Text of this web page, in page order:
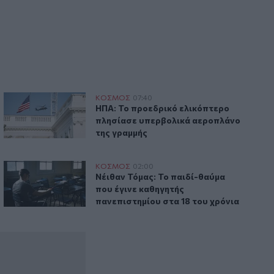
μετάδοση
σε απευθείας μετάδοση
ΗΠΑ: Το προεδρικό ελικόπτερο πλησίασε υπερβολικά
ΚΟΣΜΟΣ 07:40
ΗΠΑ: Το προεδρικό ελικόπτερο
ΗΠΑ: Το προεδρικό ελικόπτερο
πλησίασε υπερβολικά αεροπλάνο
της γραμμής
Τραμπ
του Ντόναλντ Τραμπ
Ο 21χρονος που μπήκε στο κολέγιο στα 10 και έγινε
ΚΟΣΜΟΣ 02:00
Νέιθαν Τόμας: Το παιδί-θαύμα που
Νέιθαν Τόμας: Το παιδί-θαύμα
που έγινε καθηγητής
πανεπιστημίου στα 18 του χρόνια